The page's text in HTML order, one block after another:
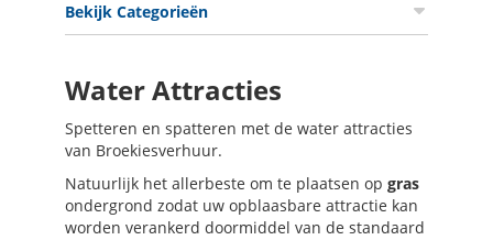
Bekijk Categorieën
Water Attracties
Spetteren en spatteren met de water attracties
van Broekiesverhuur.
Natuurlijk het allerbeste om te plaatsen op gras
ondergrond zodat uw opblaasbare attractie kan
worden verankerd doormiddel van de standaard